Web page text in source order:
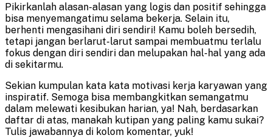
Pikirkanlah alasan-alasan yang logis dan positif sehingga
bisa menyemangatimu selama bekerja. Selain itu,
berhenti mengasihani diri sendiri! Kamu boleh bersedih,
tetapi jangan berlarut-larut sampai membuatmu terlalu
fokus dengan diri sendiri dan melupakan hal-hal yang ada
di sekitarmu.
Sekian kumpulan kata kata motivasi kerja karyawan yang
inspiratif. Semoga bisa membangkitkan semangatmu
dalam melewati kesibukan harian, ya! Nah, berdasarkan
daftar di atas, manakah kutipan yang paling kamu sukai?
Tulis jawabannya di kolom komentar, yuk!